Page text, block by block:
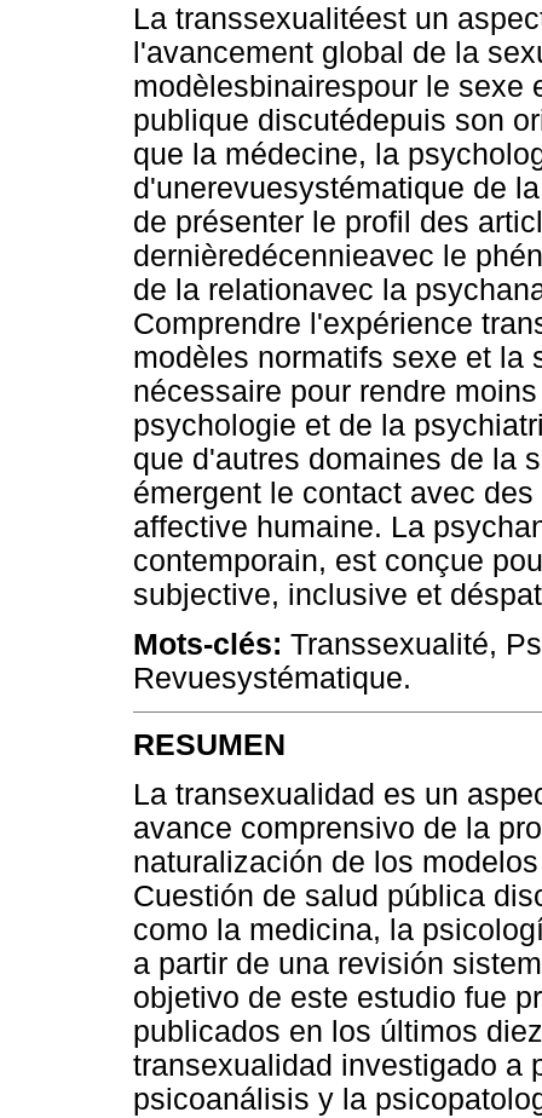
La transsexualitéest un
l'avancement global de la
modèlesbinairespour le sexe
publique discutédepuis son
que la médecine, la
d'unerevuesystématique de
de présenter le profil des
dernièredécennieavec le
de la relationavec la
Comprendre l'expérience
modèles normatifs sexe et la
nécessaire pour rendre
psychologie et de la
que d'autres domaines de la
émergent le contact avec
affective humaine. La
contemporain, est conçue
subjective, inclusive et
Mots-clés: Transsexualité,
Revuesystématique.
RESUMEN
La transexualidad es un
avance comprensivo de la
naturalización de los
Cuestión de salud pública
como la medicina, la
a partir de una revisión
objetivo de este estudio fue
publicados en los últimos
transexualidad investigado a
psicoanálisis y la